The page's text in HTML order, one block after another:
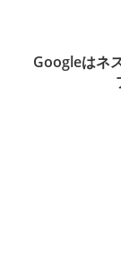
Googleはネ